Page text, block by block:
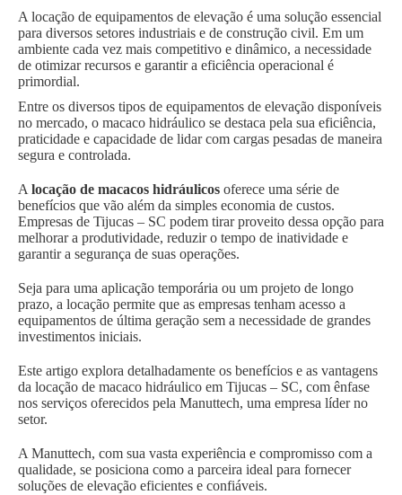
A locação de equipamentos de elevação é uma solução essencial
para diversos setores industriais e de construção civil. Em um
ambiente cada vez mais competitivo e dinâmico, a necessidade
de otimizar recursos e garantir a eficiência operacional é
primordial.
Entre os diversos tipos de equipamentos de elevação disponíveis
no mercado, o macaco hidráulico se destaca pela sua eficiência,
praticidade e capacidade de lidar com cargas pesadas de maneira
segura e controlada.
A locação de macacos hidráulicos oferece uma série de
benefícios que vão além da simples economia de custos.
Empresas de Tijucas – SC podem tirar proveito dessa opção para
melhorar a produtividade, reduzir o tempo de inatividade e
garantir a segurança de suas operações.
Seja para uma aplicação temporária ou um projeto de longo
prazo, a locação permite que as empresas tenham acesso a
equipamentos de última geração sem a necessidade de grandes
investimentos iniciais.
Este artigo explora detalhadamente os benefícios e as vantagens
da locação de macaco hidráulico em Tijucas – SC, com ênfase
nos serviços oferecidos pela Manuttech, uma empresa líder no
setor.
A Manuttech, com sua vasta experiência e compromisso com a
qualidade, se posiciona como a parceira ideal para fornecer
soluções de elevação eficientes e confiáveis.